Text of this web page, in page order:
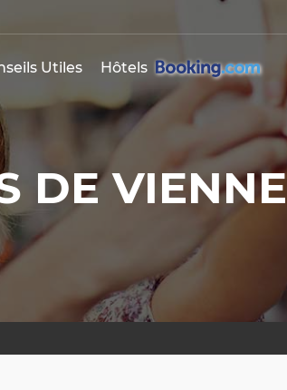
Utiles Hôtels
DE VIENNE